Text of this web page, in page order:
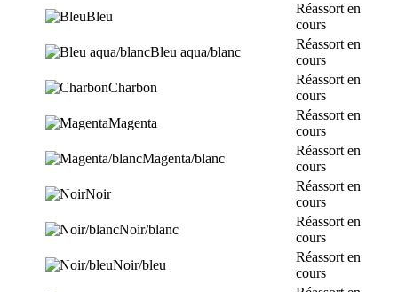
Bleu
Réassort en
cours
Bleu aqua/blanc
Réassort en
cours
Charbon
Réassort en
cours
Magenta
Réassort en
cours
Magenta/blanc
Réassort en
cours
Noir
Réassort en
cours
Noir/blanc
Réassort en
cours
Noir/bleu
Réassort en
cours